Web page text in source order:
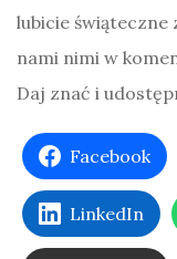
lubicie świąteczne
nami nimi w
Daj znać i
Facebook
LinkedIn